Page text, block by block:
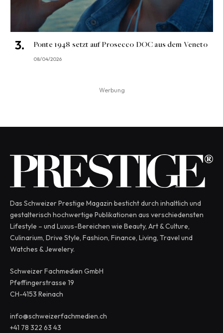
Ponte 1948 setzt auf Prosecco DOC aus dem Veneto
08/04/2026
Werbung
Das Schweizer Prestige Magazin besticht durch inhaltlich und
gestalterisch hochwertige Publikationen aus verschiedensten
Lifestyle – und Luxus-Bereichen wie Beauty, Art & Culture,
Culinarium, Drive Style, Fashion, Finance, Living, Travel und
Watches & Jewelery.
Schweizer Fachmedien GmbH
Pfeffingerstrasse 19
CH-4153 Reinach
info@schweizerfachmedien.ch
+41 78 322 63 43